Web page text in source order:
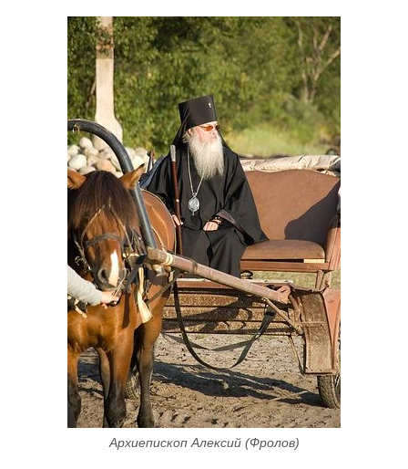
Архиепископ Алексий (Фролов)